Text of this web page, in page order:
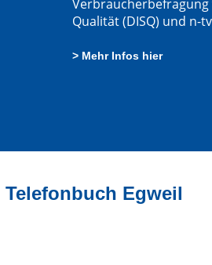
Qualität (DISQ) und n-
> Mehr Infos hier
Egweil